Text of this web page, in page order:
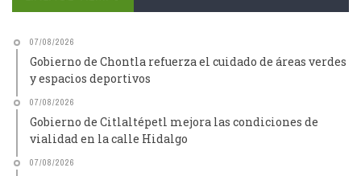
07/08/2026
Gobierno de Chontla refuerza el cuidado de áreas verdes
y espacios deportivos
07/08/2026
Gobierno de Citlaltépetl mejora las condiciones de
vialidad en la calle Hidalgo
07/08/2026